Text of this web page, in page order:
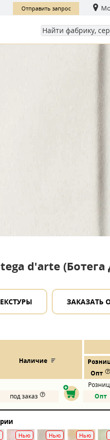
Отправить запрос
d'arte (Ботега
ЗАКАЗАТЬ
Наличие
Опт
под заказ
Опт
Нью Нью Нью